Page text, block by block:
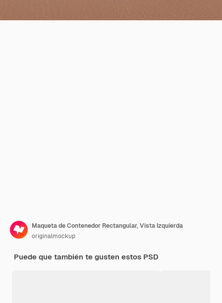
Maqueta de Contenedor Rectangular, Vista Izquierda
originalmockup
Puede que también te gusten estos PSD